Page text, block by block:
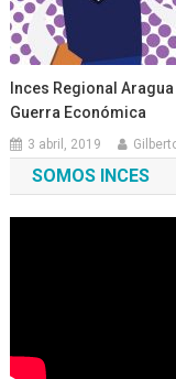
Inces Regional
Guerra Económica
3 abril, 2019
SOMOS INCES